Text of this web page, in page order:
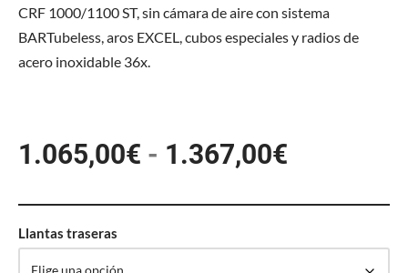
CRF 1000/1100 ST, sin cámara de aire con sistema
BARTubeless, aros EXCEL, cubos especiales y radios de
acero inoxidable 36x.
1.065,00€ - 1.367,00€
Llantas traseras